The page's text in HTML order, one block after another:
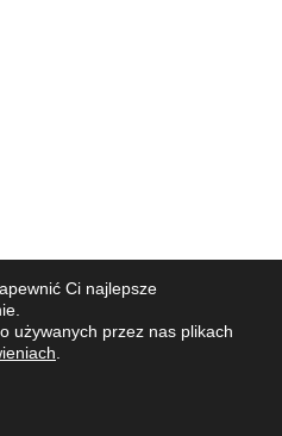
Ci najlepsze
używanych przez nas plikach